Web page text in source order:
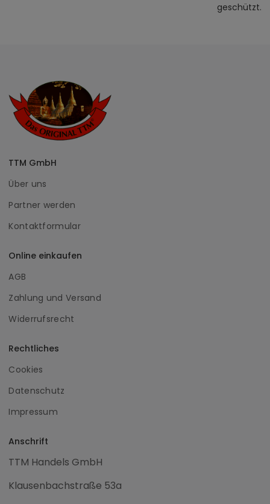
geschützt.
TTM GmbH
Über uns
Partner werden
Kontaktformular
Online einkaufen
AGB
Zahlung und Versand
Widerrufsrecht
Rechtliches
Cookies
Datenschutz
Impressum
Anschrift
TTM Handels GmbH
Klausenbachstraße 53a